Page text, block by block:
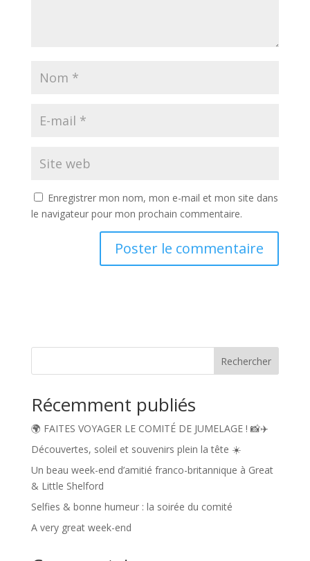
Enregistrer mon nom, mon e-mail et mon site dans
le navigateur pour mon prochain commentaire.
e
:
Rechercher
Récemment publiés
🌍 FAITES VOYAGER LE COMITÉ DE JUMELAGE ! 📸✈️
Découvertes, soleil et souvenirs plein la tête ☀️
Un beau week-end d’amitié franco-britannique à Great
& Little Shelford
Selfies & bonne humeur : la soirée du comité
A very great week-end